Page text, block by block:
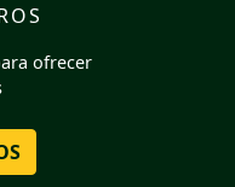
ofrecer